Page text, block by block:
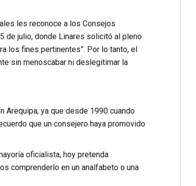
les reconoce a los Consejos
de julio, donde Linares solicitó al pleno
los fines pertinentes”. Por lo tanto, el
sin menoscabar ni deslegitimar la
Arequipa, ya que desde 1990 cuando
que un consejero haya promovido
oficialista, hoy pretenda
comprenderlo en un analfabeto o una